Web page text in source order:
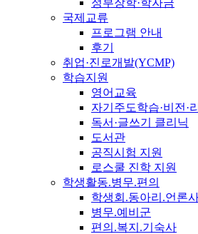
국제교류
프로그램 안내
후기
취업·진로개발(YCMP)
학습지원
영어교육
자기주도학습·비전·
독서·글쓰기 클리닉
도서관
공직시험 지원
로스쿨 진학 지원
학생활동.병무.편의
학생회.동아리.언론
병무.예비군
편의.복지.기숙사